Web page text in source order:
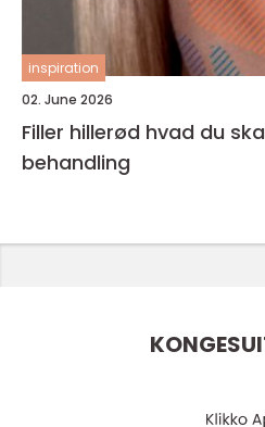
inspiration
02. June 2026
Filler hillerød hvad du skal vide, før du vælger
behandling